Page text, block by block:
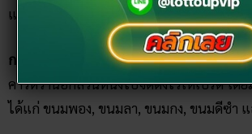
แต่งตัวเป็นเปรตเข้าร่วมไปในขบวนด้วย
การชิงเปรต
คือ ขั้นตอนสุดท้ายของการทำบุญ
คาวหวานอีกส่วนหนึ่งไปจัดตั้งไว้ให้เปรต โด
ได้แก่ ขนมพอง, ขนมลา, ขนมกง, ขนมดีซำ